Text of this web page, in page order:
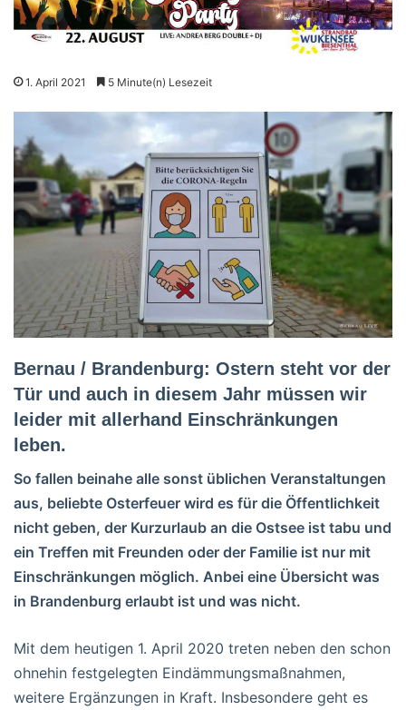
1. April 2021 5 Minute(n) Lesezeit
Bernau / Brandenburg: Ostern steht vor der
Tür und auch in diesem Jahr müssen wir
leider mit allerhand Einschränkungen
leben.
So fallen beinahe alle sonst üblichen Veranstaltungen
aus, beliebte Osterfeuer wird es für die Öffentlichkeit
nicht geben, der Kurzurlaub an die Ostsee ist tabu und
ein Treffen mit Freunden oder der Familie ist nur mit
Einschränkungen möglich. Anbei eine Übersicht was
in Brandenburg erlaubt ist und was nicht.
Mit dem heutigen 1. April 2020 treten neben den schon
ohnehin festgelegten Eindämmungsmaßnahmen,
weitere Ergänzungen in Kraft. Insbesondere geht es